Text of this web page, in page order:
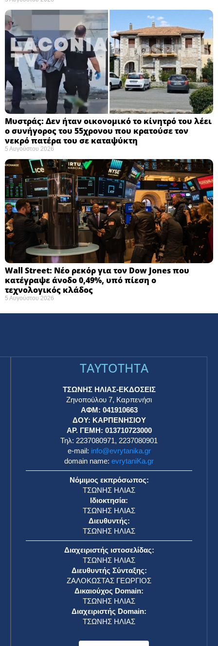
Μυστράς: Δεν ήταν οικονομικό το κίνητρό του λέει
ο συνήγορος του 55χρονου που κρατούσε τον
νεκρό πατέρα του σε καταψύκτη
5 Αυγούστου 2026
Wall Street: Νέο ρεκόρ για τον Dow Jones που
κατέγραψε άνοδο 0,49%, υπό πίεση ο
τεχνολογικός κλάδος
5 Αυγούστου 2026
TAYTOTHTA
ΤΣΩΝΗΣ ΗΛΙΑΣ-ΕΚΔΟΣΕΙΣ
Ζηνοπούλου 7, Καρπενήσι
ΑΦΜ: 041910663
ΔΟΥ: ΚΑΡΠΕΝΗΣΙΟΥ
ΑΡ. ΓΕΜΗ: 013710723000
Τηλ: 2237080971, 2237080901
e-mail: info@evrytanika.gr
domain name: evrytaniKa.gr
Νόμιμος εκπρόσωπος:
ΤΣΩΝΗΣ ΗΛΙΑΣ
Ιδιοκτησία:
ΤΣΩΝΗΣ ΗΛΙΑΣ
Διευθυντής:
ΤΣΩΝΗΣ ΗΛΙΑΣ
Διαχειριστής ιστοσελίδας:
ΤΣΩΝΗΣ ΗΛΙΑΣ
Διευθυντής Σύνταξης:
ΖΑΛΟΚΩΣΤΑΣ ΓΕΩΡΓΙΟΣ
Δικαιούχος Domain:
ΤΣΩΝΗΣ ΗΛΙΑΣ
Διαχειριστής Domain:
ΤΣΩΝΗΣ ΗΛΙΑΣ